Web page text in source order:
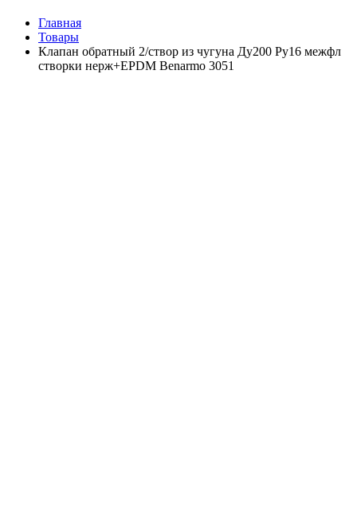
Главная
Товары
Клапан обратный 2/створ из чугуна Ду200 Ру16 межфл
створки нерж+EPDM Benarmo 3051